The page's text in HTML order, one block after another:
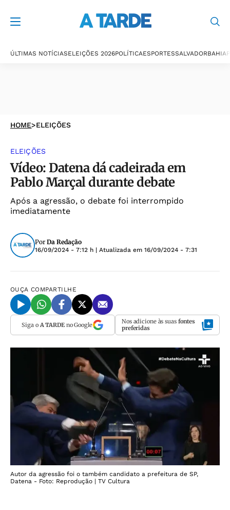
ÚLTIMAS NOTÍCIASELEIÇÕES 2026POLÍTICAESPORTESSALVADORBAHIA
HOME>ELEIÇÕES
ELEIÇÕES
Vídeo: Datena dá cadeirada em
Pablo Marçal durante debate
Após a agressão, o debate foi interrompido
imediatamente
Por Da Redação
16/09/2024 - 7:12 h | Atualizada em 16/09/2024 - 7:31
OUÇA COMPARTILHE
Siga o A TARDEno Google Nos adicione às suas fontes
preferidas
Autor da agressão foi o também candidato a prefeitura de SP,
Datena - Foto: Reprodução | TV Cultura